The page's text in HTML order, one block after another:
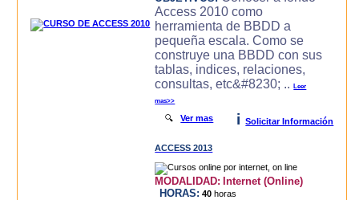
Access 2010 como
herramienta de BBDD a
pequeña escala. Como se
construye una BBDD con sus
tablas, indices, relaciones,
consultas, etc&#8230; ..Leer
mas>>
🔍Ver mas i Solicitar Información
ACCESS 2013
MODALIDAD: Internet (Online)
HORAS: 40 horas